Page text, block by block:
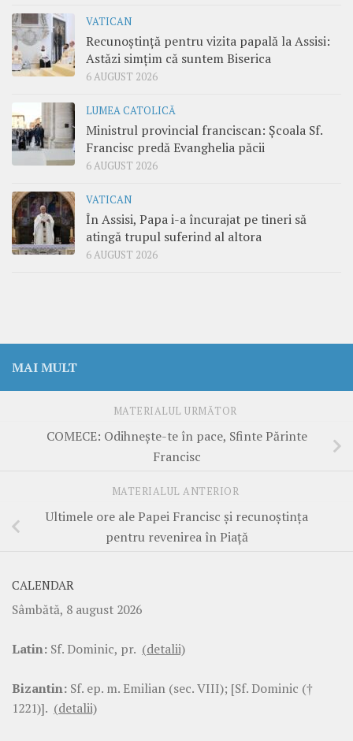
VATICAN
Recunoștință pentru vizita papală la Assisi:
Astăzi simțim că suntem Biserica
6 AUGUST 2026
LUMEA CATOLICĂ
Ministrul provincial franciscan: Școala Sf.
Francisc predă Evanghelia păcii
6 AUGUST 2026
VATICAN
În Assisi, Papa i-a încurajat pe tineri să
atingă trupul suferind al altora
6 AUGUST 2026
MAI MULT
MATERIALUL URMĂTOR
COMECE: Odihnește-te în pace, Sfinte Părinte
Francisc
MATERIALUL ANTERIOR
Ultimele ore ale Papei Francisc și recunoștința
pentru revenirea în Piață
CALENDAR
Sâmbătă, 8 august 2026
Latin: Sf. Dominic, pr. (detalii)
Bizantin: Sf. ep. m. Emilian (sec. VIII); [Sf. Dominic (†
1221)]. (detalii)